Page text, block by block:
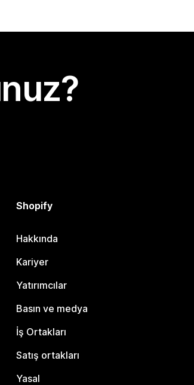
Shopify
Hakkında
Kariyer
Yatırımcılar
Basın ve medya
İş Ortakları
Satış ortakları
Yasal